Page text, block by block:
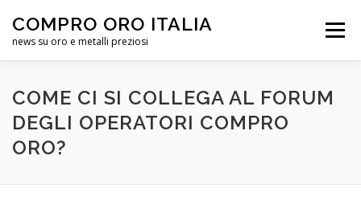
contenuto
COMPRO ORO ITALIA
news su oro e metalli preziosi
Menu
HOME QUOTAZIONE ORO ELENCO INFO
CHI SIAMO
COME CI SI COLLEGA AL FORUM
DEGLI OPERATORI COMPRO
ORO?